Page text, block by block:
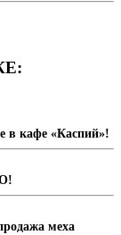
в кафе «Каспий»!
меха